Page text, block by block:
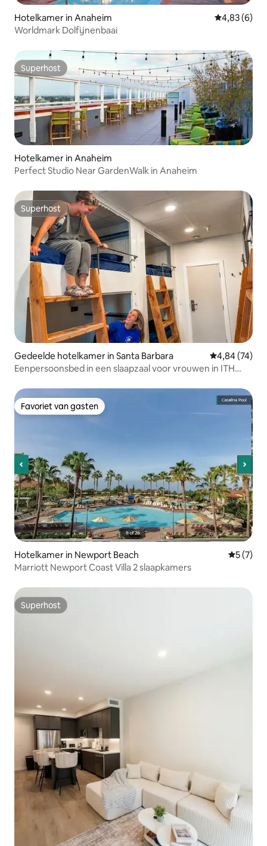
Hotelkamer in Anaheim Gemiddelde
4,83 (6)
Worldmark Dolfijnenbaai
Superhost
Superhost
Hotelkamer in Anaheim
Perfect Studio Near GardenWalk in Anaheim
Superhost
Superhost
Gedeelde hotelkamer in Santa Barbara Gemiddelde
4,84 (74)
Eenpersoonsbed in een slaapzaal voor vrouwen in ITH
Favoriet van gasten
Favoriet van gasten
Hotelkamer in Newport Beach
5 (7)
Marriott Newport Coast Villa 2 slaapkamers
Superhost
Superhost